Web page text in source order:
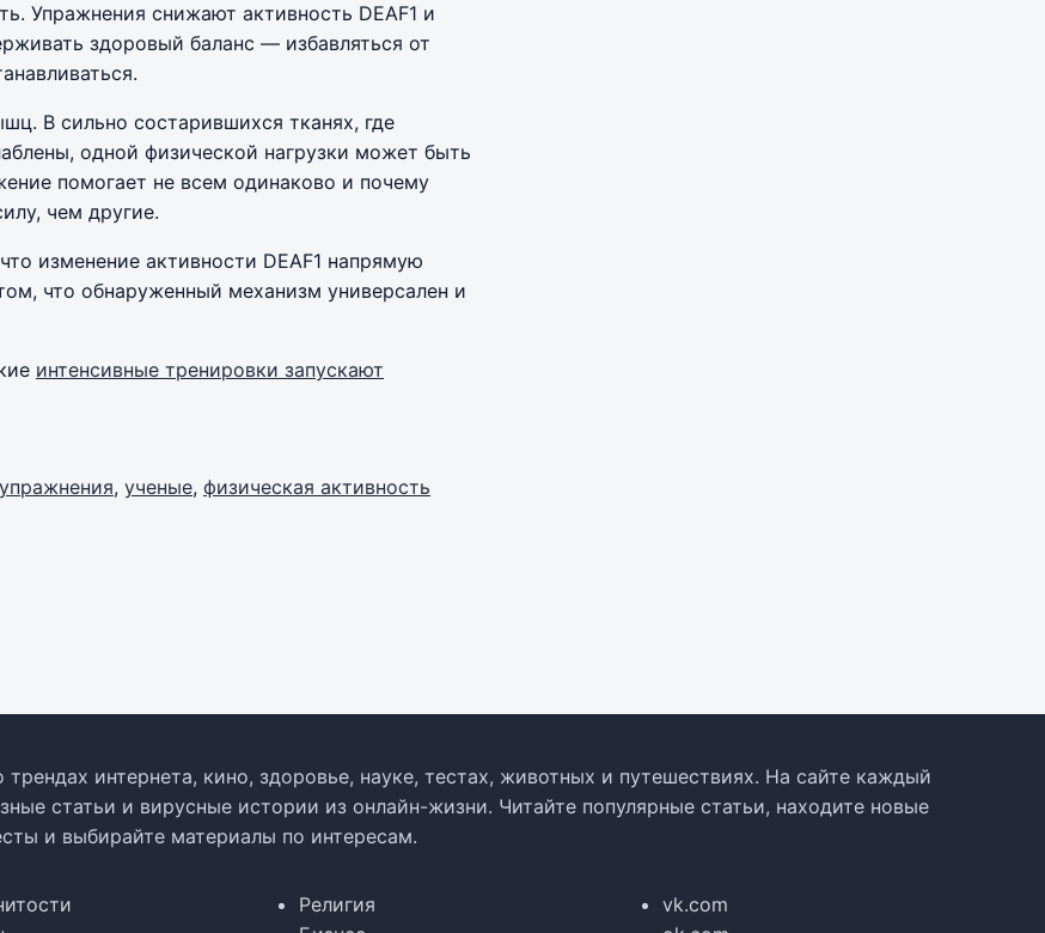
Упражнения снижают активность DEAF1 и
здоровый баланс — избавляться от
В сильно состарившихся тканях, где
одной физической нагрузки может быть
помогает не всем одинаково и почему
чем другие.
изменение активности DEAF1 напрямую
что обнаруженный механизм универсален и
интенсивные тренировки запускают
упражнения, ученые, физическая активность
интернета, кино, здоровье, науке, тестах, животных и путешествиях. На сайте каждый
статьи и вирусные истории из онлайн-жизни. Читайте популярные статьи, находите новые
и выбирайте материалы по интересам.
Религия
vk.com